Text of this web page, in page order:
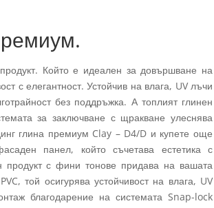
Който е идеален за довършване на
с елегантност. Устойчив на влага, UV лъчи
без поддръжка. А топлият глинен
за заключване с щракване улеснява
глина премиум Clay – D4/D и купете още
панел, който съчетава естетика с
с фини тонове придава на вашата
той осигурява устойчивост на влага, UV
благодарение на системата Snap-lock